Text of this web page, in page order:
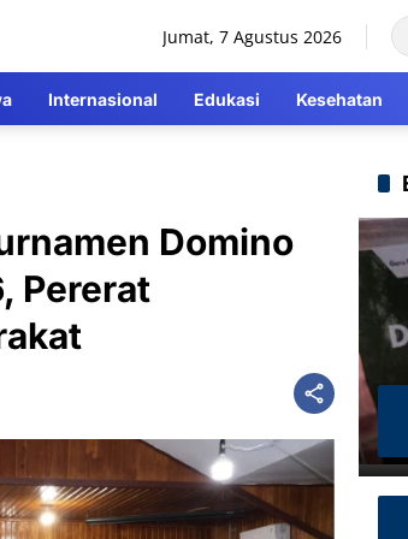
Jumat, 7 Agustus 2026
Internasional Edukasi Kesehatan
Domino
Pererat